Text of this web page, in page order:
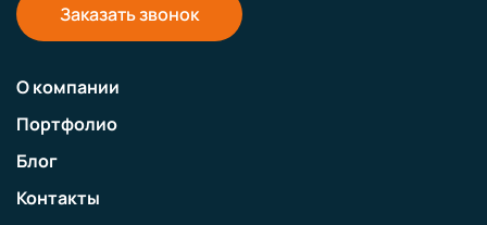
Заказать звонок
О компании
Портфолио
Блог
Контакты